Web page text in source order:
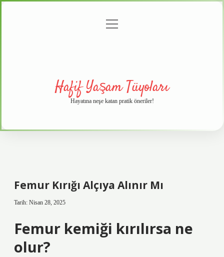
menüyü
Hafif Yaşam Tüyoları
Hayatına neşe katan pratik öneriler!
Femur Kırığı Alçıya Alınır Mı
Tarih: Nisan 28, 2025
Femur kemiği kırılırsa ne
olur?